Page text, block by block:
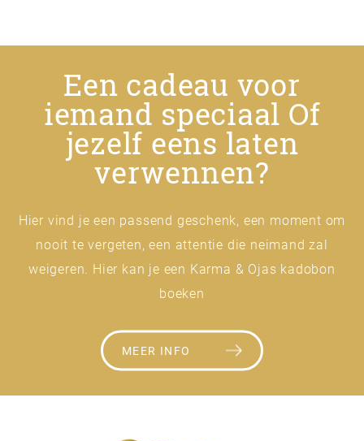
Een cadeau voor
iemand speciaal Of
jezelf eens laten
verwennen?
Hier vind je een passend geschenk, een moment om
nooit te vergeten, een attentie die neimand zal
weigeren. Hier kan je een Karma & Ojas kadobon
boeken
MEER INFO